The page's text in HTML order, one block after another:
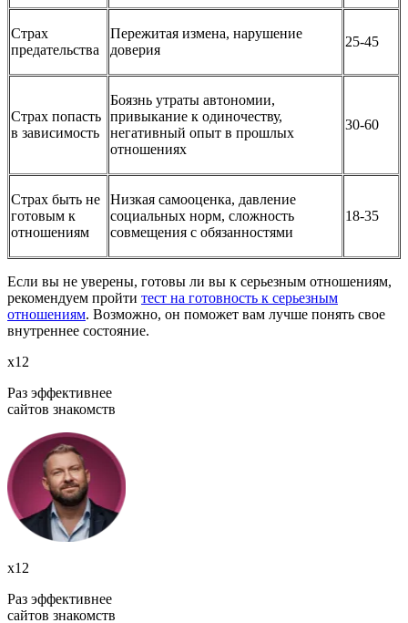
Страх
предательства
Пережитая измена, нарушение
доверия
25-45
Страх попасть
в зависимость
Боязнь утраты автономии,
привыкание к одиночеству,
негативный опыт в прошлых
отношениях
30-60
Страх быть не
готовым к
отношениям
Низкая самооценка, давление
социальных норм, сложность
совмещения с обязанностями
18-35
Если вы не уверены, готовы ли вы к серьезным отношениям,
рекомендуем пройти тест на готовность к серьезным
отношениям. Возможно, он поможет вам лучше понять свое
внутреннее состояние.
х12
Раз эффективнее
сайтов знакомств
х12
Раз эффективнее
сайтов знакомств